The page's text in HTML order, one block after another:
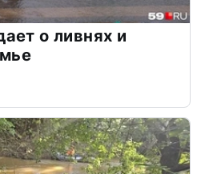
о ливнях и